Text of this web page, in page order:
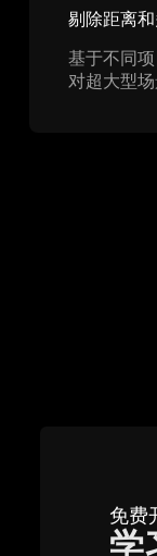
剔除距离
基于不同
对超大型场
免费
学